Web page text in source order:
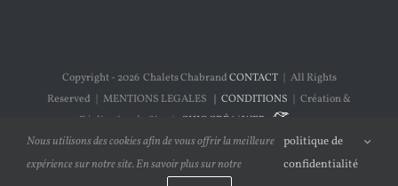
Copyright - 2026 Chalets ChabrandCONTACT| All Rights
Reserved | MENTIONS LEGALES
| CONDITIONS
| Création &
Réalisation du Site |
CHIC CRÉA | WEB
Nous utilisons des cookies afin de vous offrir la meilleure
expérience sur notre site. En savoir plus sur notre
politique de
confidentialité